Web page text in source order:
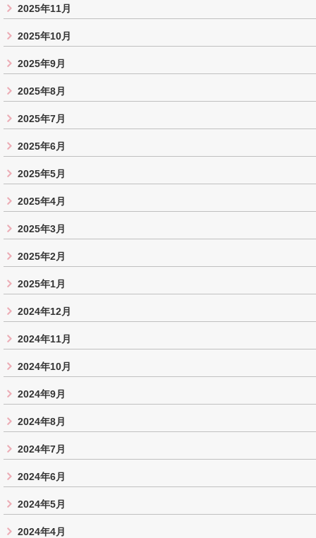
2025年11月
2025年10月
2025年9月
2025年8月
2025年7月
2025年6月
2025年5月
2025年4月
2025年3月
2025年2月
2025年1月
2024年12月
2024年11月
2024年10月
2024年9月
2024年8月
2024年7月
2024年6月
2024年5月
2024年4月